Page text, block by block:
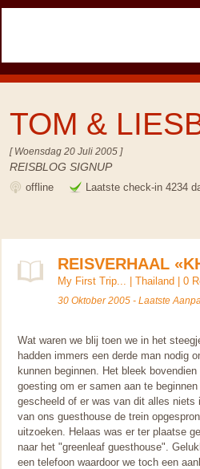
TOM &
[ Woensdag 20 Juli 2005 ]
REISBLOG SIGNUP
offline Laatste check-in 4234
REISVERHAAL
My First Trip... Thailand 0
30 Oktober 2005 - Laatste
Wat waren we blij toen we in het
hadden immers een derde man nodig
kunnen beginnen. Het bleek
goesting om er samen aan te
gescheeld of er was van dit alles
van ons guesthouse de trein
uitzoeken. Helaas was er ter plaatse
naar het "greenleaf guesthouse".
een telefoon waardoor we toch een